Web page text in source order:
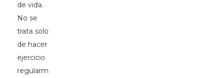
de vida.
No se
trata solo
de hacer
ejercicio
regularm